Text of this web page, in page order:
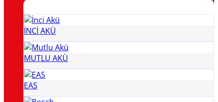
İNCİ AKÜ
MUTLU AKÜ
EAS